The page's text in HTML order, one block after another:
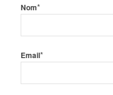
Nom*
Email*